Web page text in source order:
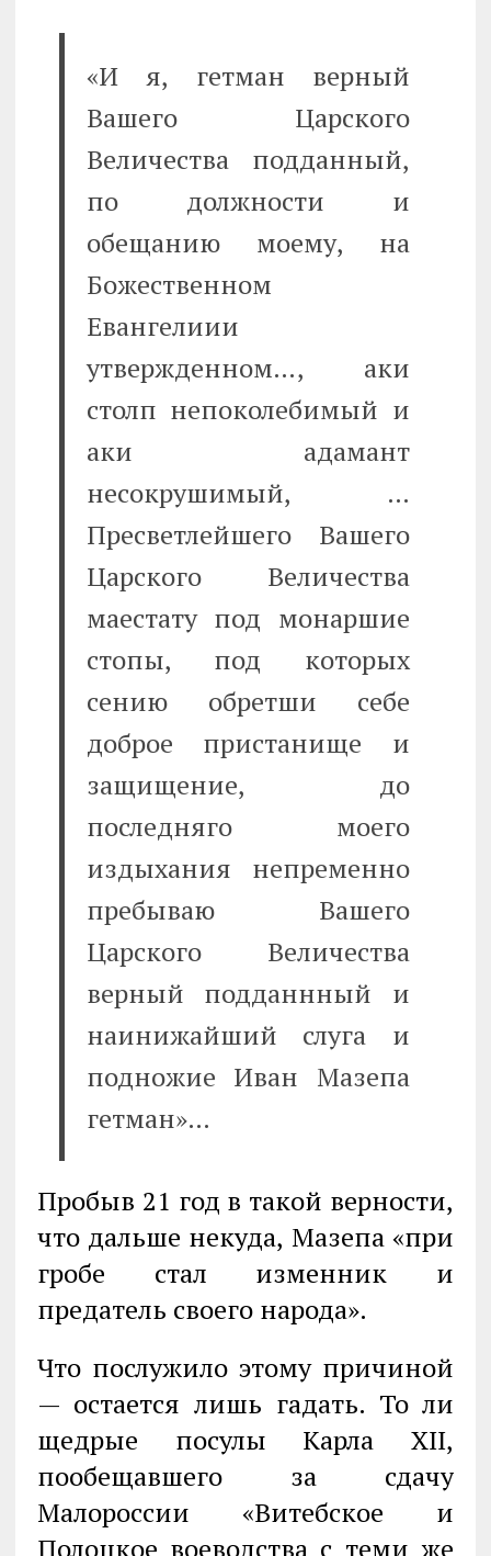
«И я, гетман верный
Вашего Царского
Величества подданный,
по должности и
обещанию моему, на
Божественном
Евангелиии
утвержденном…, аки
столп непоколебимый и
аки адамант
несокрушимый, …
Пресветлейшего Вашего
Царского Величества
маестату под монаршие
стопы, под которых
сению обретши себе
доброе пристанище и
защищение, до
последняго моего
издыхания непременно
пребываю Вашего
Царского Величества
верный подданнный и
наинижайший слуга и
подножие Иван Мазепа
гетман»…
Пробыв 21 год в такой верности,
что дальше некуда, Мазепа «при
гробе стал изменник и
предатель своего народа».
Что послужило этому причиной
— остается лишь гадать. То ли
щедрые посулы Карла XII,
пообещавшего за сдачу
Малороссии «Витебское и
Полоцкое воеводства с теми же